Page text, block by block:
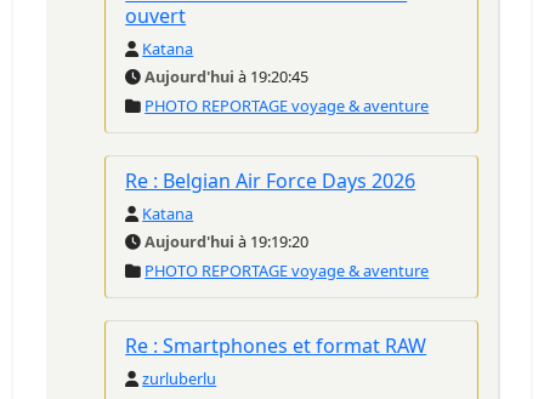
ouvert
Katana
Aujourd'hui à 19:20:45
PHOTO REPORTAGE voyage & aventure
Re : Belgian Air Force Days 2026
Katana
Aujourd'hui à 19:19:20
PHOTO REPORTAGE voyage & aventure
Re : Smartphones et format RAW
zurluberlu